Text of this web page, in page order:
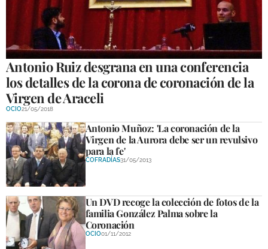
DESARROLLO LOCAL
LUCENA EMPRESAS
OCIO
COFRADÍAS
COMPETICIONES
DEPORTE BASE
OPINIÓN
VENTANA CIUDADANA
CÓRDOBA
Antonio Ruiz desgrana en una conferencia
los detalles de la corona de coronación de la
Virgen de Araceli
OCIO21/05/2018
Antonio Muñoz: 'La coronación de la
Virgen de la Aurora debe ser un revulsivo
para la fe'
COFRADÍAS31/05/2013
Un DVD recoge la colección de fotos de la
familia González Palma sobre la
Coronación
OCIO01/11/2012